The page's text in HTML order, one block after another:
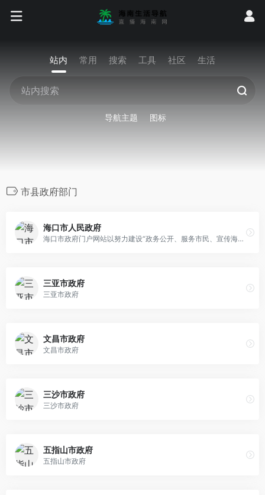
站内 常用 搜索 工具 社区 生活
导航主题 图标
市县政府部门
海口市人民政府
海口市政府门户网站以努力建设“政务公开、服务市民、宣传海口”为目标，以“为民、便民、利民”为宗旨，以发布政府信息、提供便民服务和拓展网上办事为主要内容。
三亚市政府
三亚市政府
文昌市政府
文昌市政府
三沙市政府
三沙市政府
五指山市政府
五指山市政府